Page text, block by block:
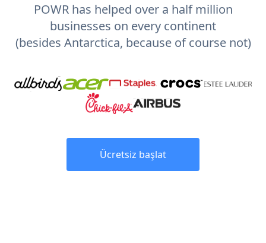
POWR has helped over a half million
businesses on every continent
(besides Antarctica, because of course not)
Ücretsiz başlat